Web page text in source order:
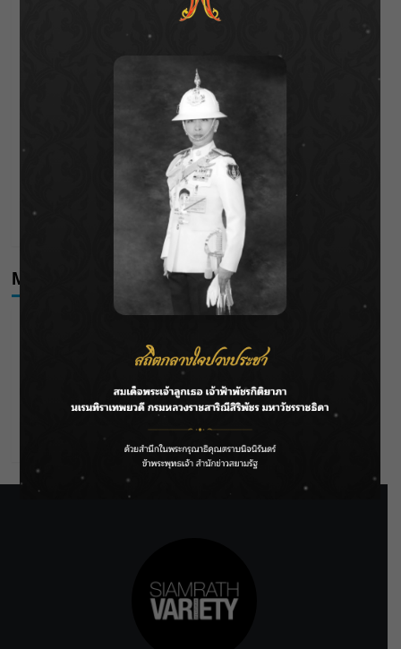
ราชเลขานุการในพระองค์ฯ ติดตามโครงการหุบกะพง–ห้วย
F.HERO จับมือเกิร์ลกรุ๊ปมาเลเซีย DOLLA ส่งซิงเกิลใหม่สุดส
กรมชลฯ เกาะติดฝนทั่วประเทศ เตรียมเครื่องจักรรับมือน้ำ
เดือดโค้งสุดท้าย! “ภณ ณวัสน์ – จีน่า ญีนา” ส่ง “ธาตรี” เรต
ติ้งพุ่ง พาคนดูแห่ลุ้นบทสรุป 10 สิงหาคมนี้ !
Meta
Comments feed